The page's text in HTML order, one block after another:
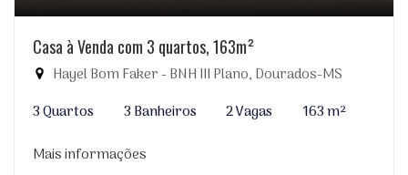
Casa à Venda com 3 quartos, 163m²
Hayel Bom Faker - BNH III Plano, Dourados-MS
3 Quartos
3 Banheiros 2 Vagas
163 m²
Mais informações